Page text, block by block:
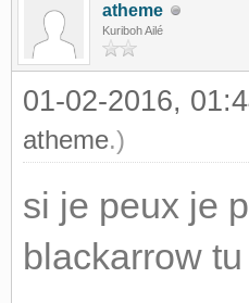
atheme
Kuriboh Ailé
01-02-2016,
atheme.)
si je peux je
blackarrow